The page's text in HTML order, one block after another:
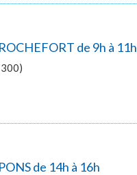
de 9h à 11h
de 14h à 16h